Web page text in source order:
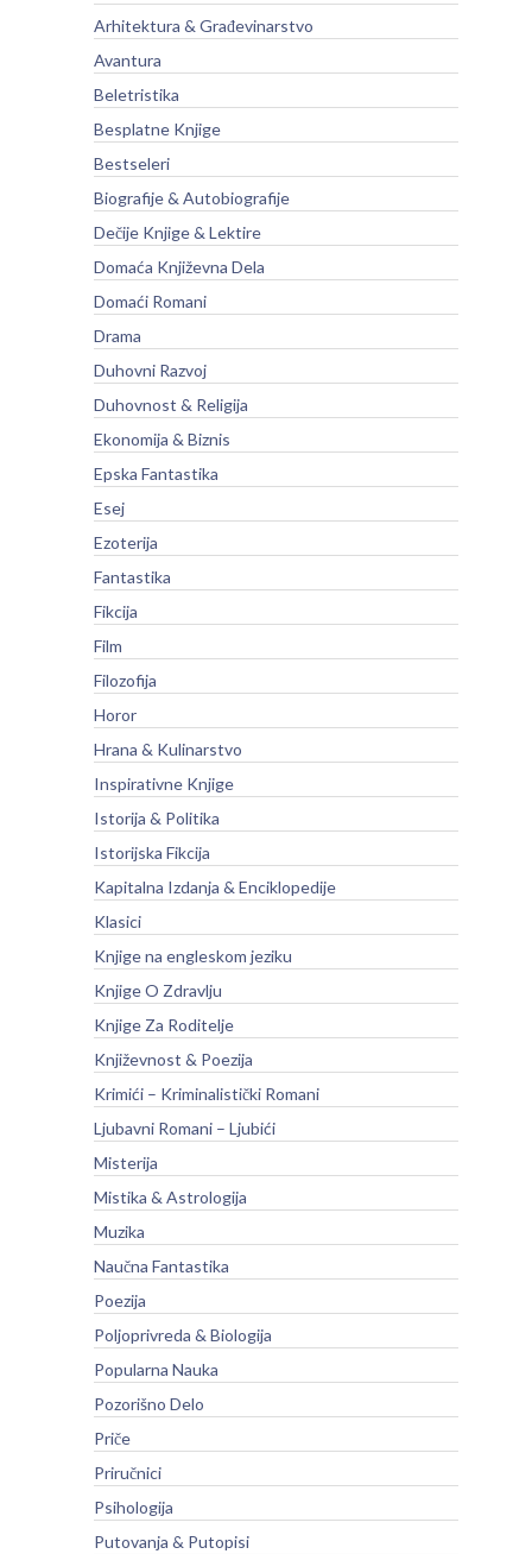
Arhitektura & Građevinarstvo
Avantura
Beletristika
Besplatne Knjige
Bestseleri
Biografije & Autobiografije
Dečije Knjige & Lektire
Domaća Književna Dela
Domaći Romani
Drama
Duhovni Razvoj
Duhovnost & Religija
Ekonomija & Biznis
Epska Fantastika
Esej
Ezoterija
Fantastika
Fikcija
Film
Filozofija
Horor
Hrana & Kulinarstvo
Inspirativne Knjige
Istorija & Politika
Istorijska Fikcija
Kapitalna Izdanja & Enciklopedije
Klasici
Knjige na engleskom jeziku
Knjige O Zdravlju
Knjige Za Roditelje
Književnost & Poezija
Krimići – Kriminalistički Romani
Ljubavni Romani – Ljubići
Misterija
Mistika & Astrologija
Muzika
Naučna Fantastika
Poezija
Poljoprivreda & Biologija
Popularna Nauka
Pozorišno Delo
Priče
Priručnici
Psihologija
Putovanja & Putopisi